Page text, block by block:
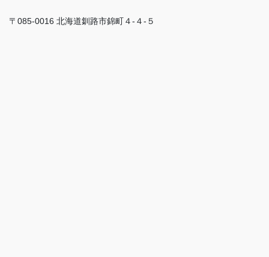
〒085-0016 北海道釧路市錦町４-４-５